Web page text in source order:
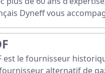
Dyneff vous
que votre abonnement
et facilité.
est le fournisseur
alternatif de